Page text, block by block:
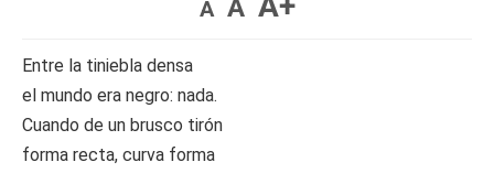
A A
Entre la tiniebla densa
el mundo era negro: nada.
Cuando de un brusco tirón
forma recta, curva forma